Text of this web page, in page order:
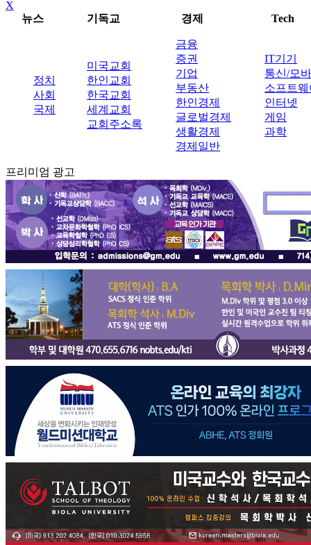
X
뉴스
기독교 경제 Tech
정치
사회
국제
미국교회
한인교회
한국교회
세계교회
교회주소록
금융
증권
기업
부동산
한인경제
글로벌경제
생활경제
경제일반
IT기기
통신/모
소프트웨
인터넷
게임
과학
프리미엄 광고